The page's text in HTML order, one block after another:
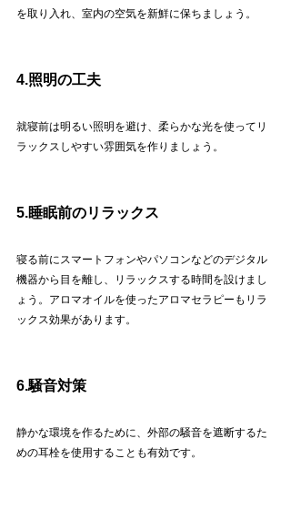
を取り入れ、室内の空気を新鮮に保ちましょう。
4.照明の工夫
就寝前は明るい照明を避け、柔らかな光を使ってリ
ラックスしやすい雰囲気を作りましょう。
5.睡眠前のリラックス
寝る前にスマートフォンやパソコンなどのデジタル
機器から目を離し、リラックスする時間を設けまし
ょう。アロマオイルを使ったアロマセラピーもリラ
ックス効果があります。
6.騒音対策
静かな環境を作るために、外部の騒音を遮断するた
めの耳栓を使用することも有効です。